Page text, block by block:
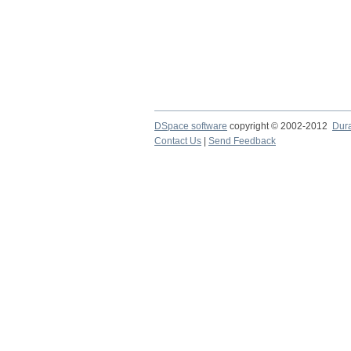
DSpace software copyright © 2002-2012
Contact Us
Send Feedback